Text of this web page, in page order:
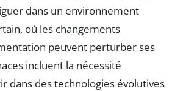
dans un environnement
où les changements
peuvent perturber ses
incluent la nécessité
dans des technologies évolutives